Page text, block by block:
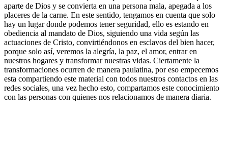
aparte de Dios y se convierta en una persona mala, apegada a los
placeres de la carne. En este sentido, tengamos en cuenta que solo
hay un lugar donde podemos tener seguridad, ello es estando en
obediencia al mandato de Dios, siguiendo una vida según las
actuaciones de Cristo, convirtiéndonos en esclavos del bien hacer,
porque solo así, veremos la alegría, la paz, el amor, entrar en
nuestros hogares y transformar nuestras vidas. Ciertamente la
transformaciones ocurren de manera paulatina, por eso empecemos
esta compartiendo este material con todos nuestros contactos en las
redes sociales, una vez hecho esto, compartamos este conocimiento
con las personas con quienes nos relacionamos de manera diaria.